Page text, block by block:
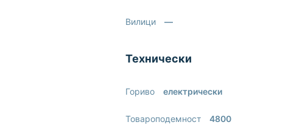
Вилици —
Технически
Гориво електрически
Товароподемност 4800